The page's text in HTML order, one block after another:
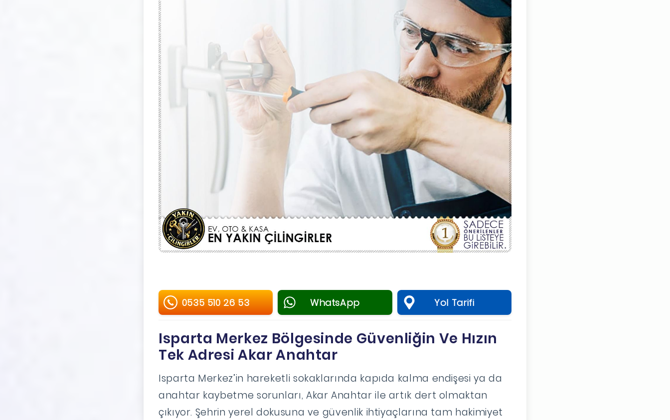
0535 510 26 53 WhatsApp Yol Tarifi
Isparta Merkez Bölgesinde Güvenliğin Ve Hızın
Tek Adresi Akar Anahtar
Isparta Merkez’in hareketli sokaklarında kapıda kalma endişesi ya da
anahtar kaybetme sorunları, Akar Anahtar ile artık dert olmaktan
çıkıyor. Şehrin yerel dokusuna ve güvenlik ihtiyaçlarına tam hakimiyet